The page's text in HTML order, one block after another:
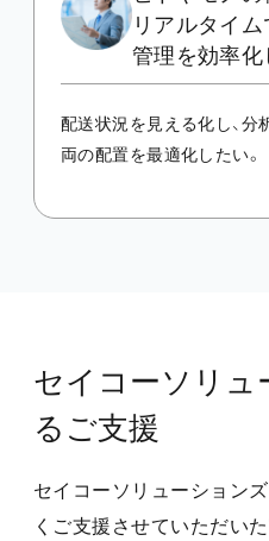
リアルタイム
管理を効率化
配送状況を見える化し、
両の配置を最適化したい。
セイコーソリュ
るご支援
セイコーソリューション
くご支援させていただい